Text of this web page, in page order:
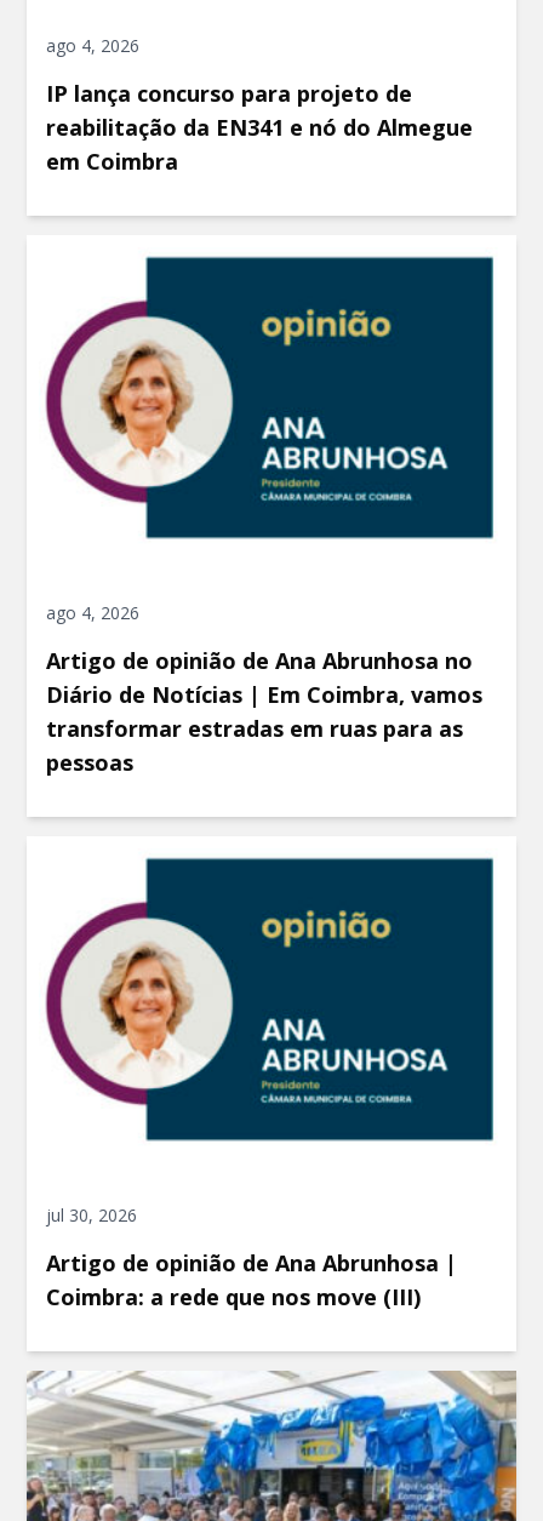
ago 4, 2026
IP lança concurso para projeto de
reabilitação da EN341 e nó do Almegue
em Coimbra
ago 4, 2026
Artigo de opinião de Ana Abrunhosa no
Diário de Notícias | Em Coimbra, vamos
transformar estradas em ruas para as
pessoas
jul 30, 2026
Artigo de opinião de Ana Abrunhosa |
Coimbra: a rede que nos move (III)